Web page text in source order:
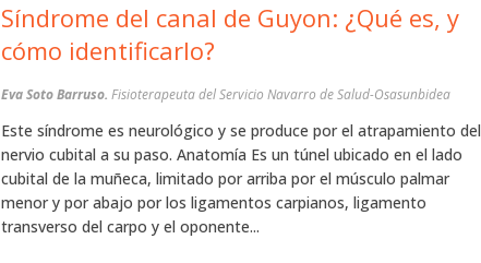
Síndrome del canal de Guyon: ¿Qué es, y
cómo identificarlo?
Eva Soto Barruso. Fisioterapeuta del Servicio Navarro de Salud-Osasunbidea
Este síndrome es neurológico y se produce por el atrapamiento del
nervio cubital a su paso. Anatomía Es un túnel ubicado en el lado
cubital de la muñeca, limitado por arriba por el músculo palmar
menor y por abajo por los ligamentos carpianos, ligamento
transverso del carpo y el oponente...